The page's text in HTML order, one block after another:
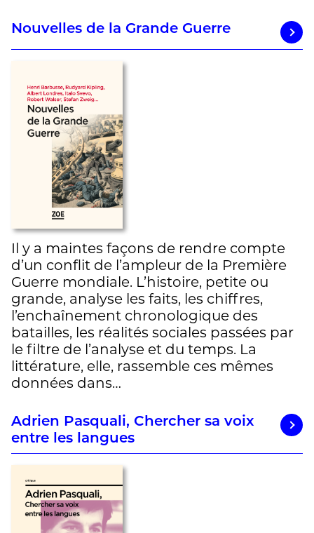
Nouvelles de la Grande Guerre
Il y a maintes façons de rendre compte
d’un conflit de l’ampleur de la Première
Guerre mondiale. L’histoire, petite ou
grande, analyse les faits, les chiffres,
l’enchaînement chronologique des
batailles, les réalités sociales passées par
le filtre de l’analyse et du temps. La
littérature, elle, rassemble ces mêmes
données dans…
Adrien Pasquali, Chercher sa voix
entre les langues